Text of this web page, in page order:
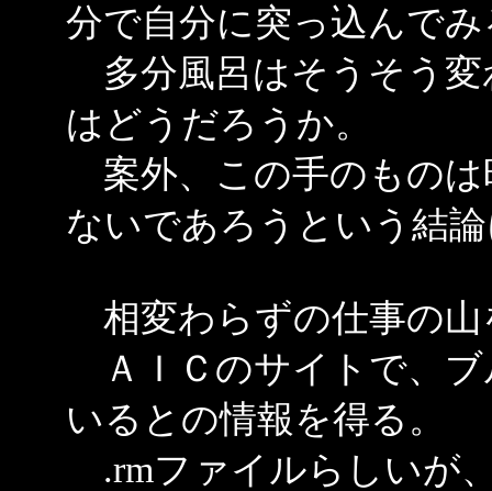
分で自分に突っ込んでみ
多分風呂はそうそう変
はどうだろうか。
案外、この手のものは
ないであろうという結
相変わらずの仕事の山
ＡＩＣのサイトで、ブ
いるとの情報を得る。
.rmファイルらしいが